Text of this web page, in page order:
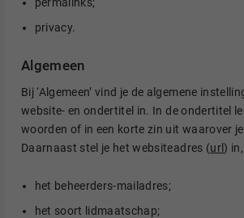
privacy.
Algemeen
Bij ‘Algemeen’ vind je de algemene
website- en ondertitel in. In de ondertitel
woorden of in een korte zin uit waarover
Daarnaast stel je het websiteadres (url)
het beheerders-mailadres;
het soort lidmaatschap;